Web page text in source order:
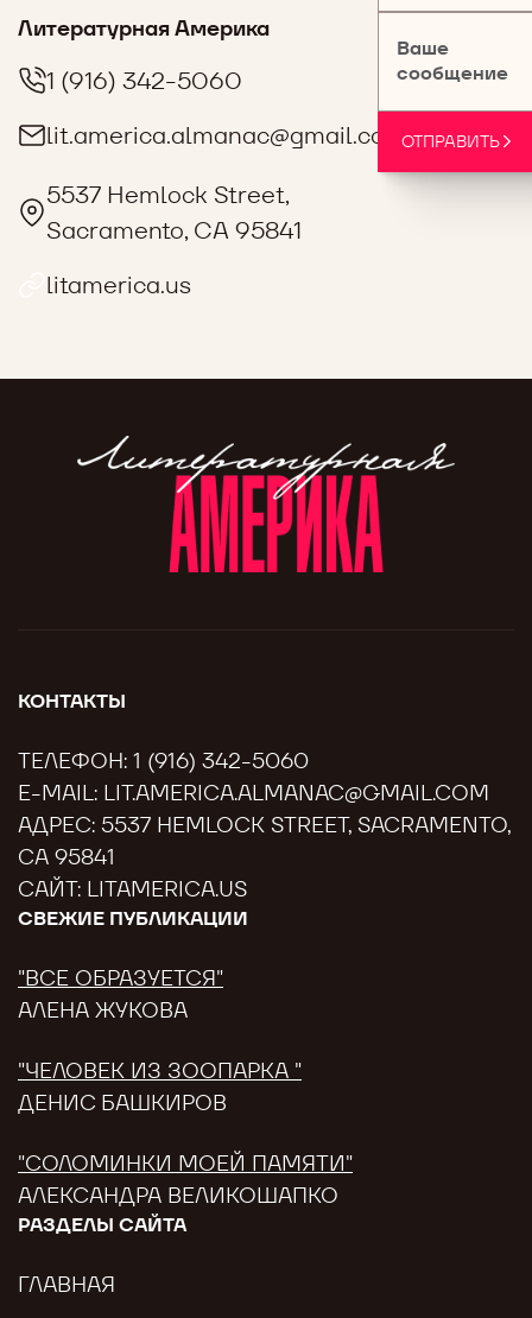
Литературная Америка
1 (916) 342-5060
lit.america.almanac@gmail.com
5537 Hemlock Street,
Sacramento, CA 95841
litamerica.us
Ваше
сообщение
ОТПРАВИТЬ
КОНТАКТЫ
ТЕЛЕФОН: 1 (916) 342-5060
E-MAIL: LIT.AMERICA.ALMANAC@GMAIL.COM
АДРЕС: 5537 HEMLOCK STREET, SACRAMENTO,
CA 95841
САЙТ: LITAMERICA.US
СВЕЖИЕ ПУБЛИКАЦИИ
"ВСЕ ОБРАЗУЕТСЯ"
АЛЕНА ЖУКОВА
"ЧЕЛОВЕК ИЗ ЗООПАРКА "
ДЕНИС БАШКИРОВ
"СОЛОМИНКИ МОЕЙ ПАМЯТИ"
АЛЕКСАНДРА ВЕЛИКОШАПКО
РАЗДЕЛЫ САЙТА
ГЛАВНАЯ